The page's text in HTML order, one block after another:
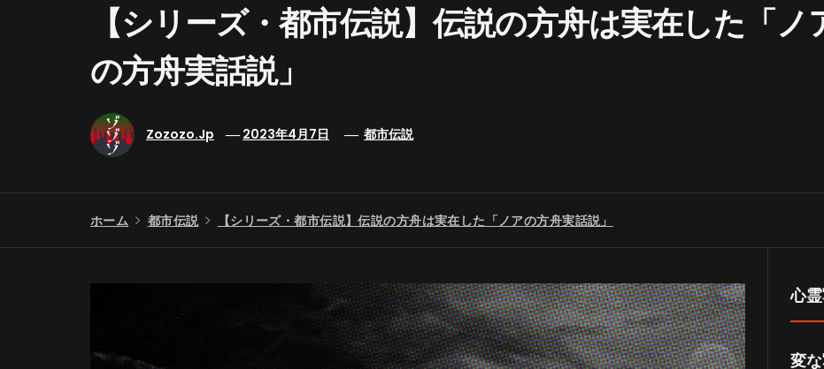
【シリーズ・都市伝説】伝説の方舟は実在した「ノ
の方舟実話説」
Zozozo.jp 2023年4月7日 都市伝説
ホーム 都市伝説 【シリーズ・都市伝説】伝説の方舟は実在した「ノアの方舟実話説」
心
変